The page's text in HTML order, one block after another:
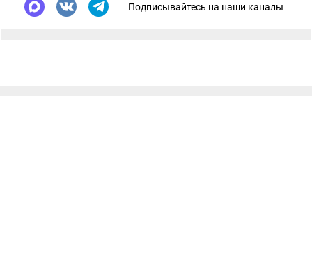
Подписывайтесь на наши каналы